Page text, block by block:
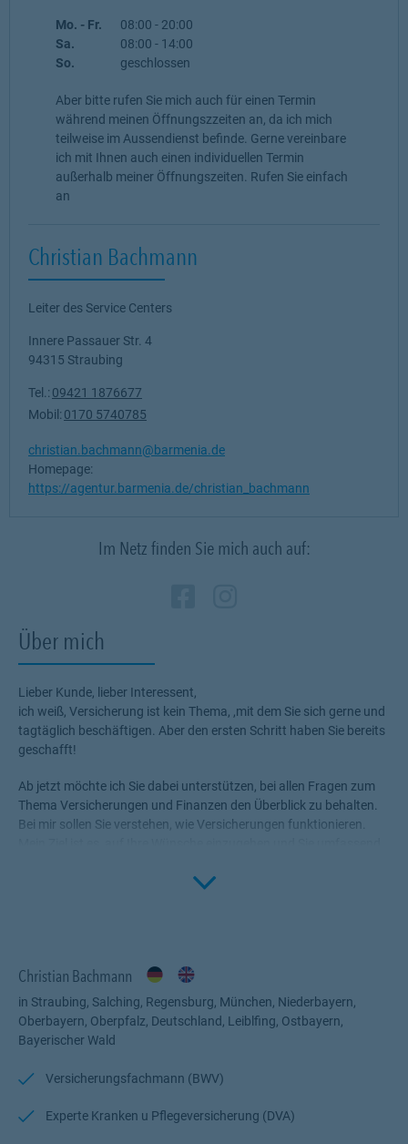
Über mich
Lieber Kunde, lieber Interessent,
ich weiß, Versicherung ist kein Thema, ,mit dem Sie sich gerne und
tagtäglich beschäftigen. Aber den ersten Schritt haben Sie bereits
geschafft!
Ab jetzt möchte ich Sie dabei unterstützen, bei allen Fragen zum
Thema Versicherungen und Finanzen den Überblick zu behalten.
Bei mir sollen Sie verstehen, wie Versicherungen funktionieren.
Einsatzbereitschaft und meine Zuverlässigkeit brauchen Sie sich
mehr Informationen zu erhalten.
Ich freue mich auf Sie.
Herzliche Grüße
Christian Bachmann
Click to
Christian Bachmann
in Straubing, Salching, Regensburg, München, Niederbayern,
Oberbayern, Oberpfalz, Deutschland, Leiblfing, Ostbayern,
Bayerischer Wald
Versicherungsfachmann (BWV)
Experte Kranken u Pflegeversicherung (DVA)
Wochentag Öffnungszeiten
Mo. - Fr. 08:00 - 20:00
Sa.
08:00 - 14:00
So.
geschlossen
Aber bitte rufen Sie mich auch für einen Termin
während meinen Öffnungszzeiten an, da ich mich
teilweise im Aussendienst befinde. Gerne vereinbare
ich mit Ihnen auch einen individuellen Termin
außerhalb meiner Öffnungszeiten. Rufen Sie einfach
an
Christian Bachmann
Leiter des Service Centers
Innere Passauer Str. 4
94315 Straubing
Tel.: 09421 1876677
Mobil: 0170 5740785
christian.bachmann@barmenia.de
Homepage:
https://agentur.barmenia.de/christian_bachmann
Im Netz finden Sie mich auch auf: